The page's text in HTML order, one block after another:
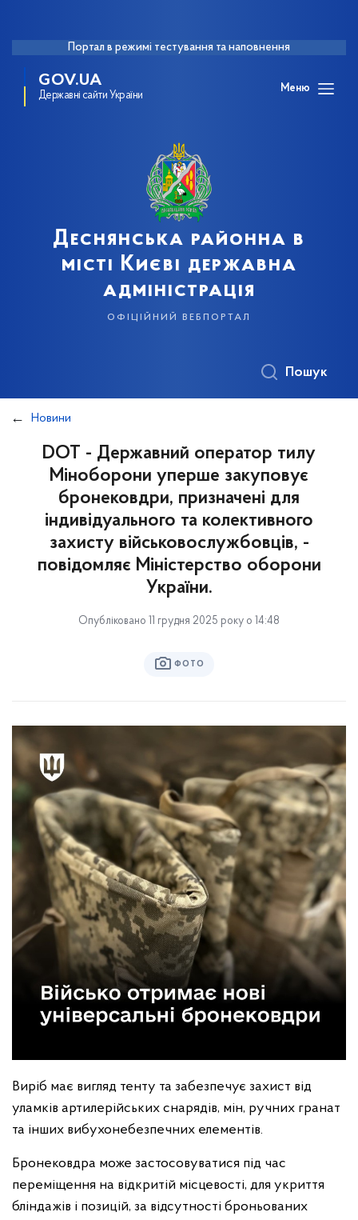
Портал в режимі тестування та наповнення
GOV.UA
Державні сайти України
Меню
Деснянська районна в
місті Києві державна
адміністрація
офіційний вебпортал
Пошук
Новини
DOT - Державний оператор тилу
Міноборони уперше закуповує
бронековдри, призначені для
індивідуального та колективного
захисту військовослужбовців, -
повідомляє Міністерство оборони
України.
Опубліковано 11 грудня 2025 року о 14:48
ФОТО
Виріб має вигляд тенту та забезпечує захист від
уламків артилерійських снарядів, мін, ручних гранат
та інших вибухонебезпечних елементів.
Бронековдра може застосовуватися під час
переміщення на відкритій місцевості, для укриття
бліндажів і позицій, за відсутності броньованих